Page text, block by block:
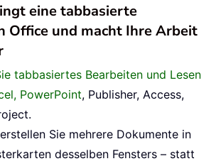
eine tabbasierte
Office und macht Ihre Arbeit
tabbasiertes Bearbeiten und Lesen
PowerPoint, Publisher, Access,
Sie mehrere Dokumente in
desselben Fensters – statt